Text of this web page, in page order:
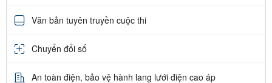
Văn bản tuyên truyền cuộc thi
Chuyển đổi số
An toàn điện, bảo vệ hành lang lưới điện cao áp